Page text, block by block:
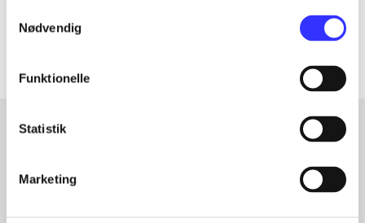
Nødvendig
Funktionelle
Statistik
Marketing
Artiklerne i
Fra